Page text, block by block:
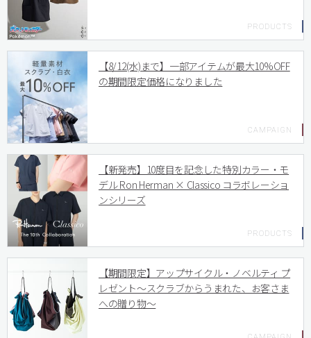
【8/12(水)まで】一部アイテムが最大10%OFF
の期間限定価格になりました
【新発売】10度目を記念した特別カラー・モ
デル Ron Herman × Classico コラボレーショ
ンシリーズ
【期間限定】アップサイクル・ノベルティ プ
レゼント〜スクラブからうまれた、お客さま
への贈り物〜